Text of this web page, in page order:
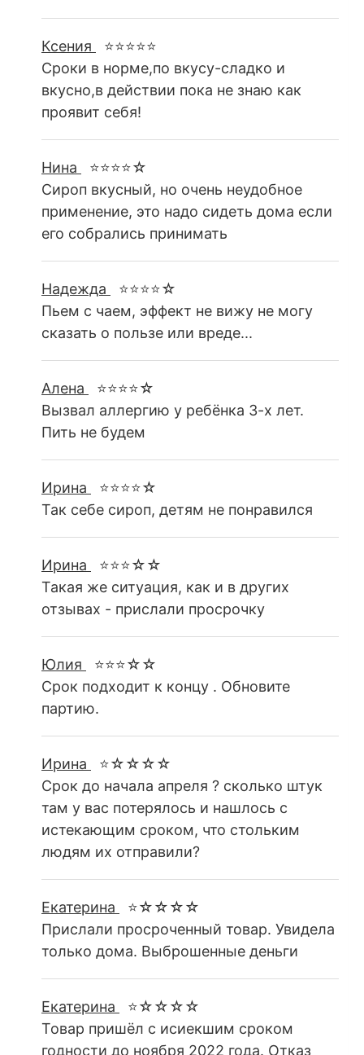
Ксения
⭐⭐⭐⭐⭐
Сроки в норме,по вкусу-сладко и
вкусно,в действии пока не знаю как
проявит себя!
Нина
⭐⭐⭐⭐☆
Сироп вкусный, но очень неудобное
применение, это надо сидеть дома если
его собрались принимать
Надежда
⭐⭐⭐⭐☆
Пьем с чаем, эффект не вижу не могу
сказать о пользе или вреде...
Алена
⭐⭐⭐⭐☆
Вызвал аллергию у ребёнка 3-х лет.
Пить не будем
Ирина
⭐⭐⭐⭐☆
Так себе сироп, детям не понравился
Ирина
⭐⭐⭐☆☆
Такая же ситуация, как и в других
отзывах - прислали просрочку
Юлия
⭐⭐⭐☆☆
Срок подходит к концу . Обновите
партию.
Ирина
⭐☆☆☆☆
Срок до начала апреля ? сколько штук
там у вас потерялось и нашлось с
истекающим сроком, что стольким
людям их отправили?
Екатерина
⭐☆☆☆☆
Прислали просроченный товар. Увидела
только дома. Выброшенные деньги
Екатерина
⭐☆☆☆☆
Товар пришёл с исиекшим сроком
годности до ноября 2022 года. Отказ